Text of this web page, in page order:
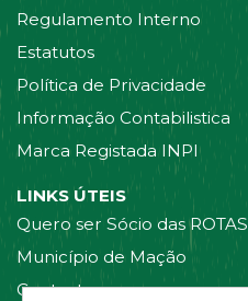
Regulamento Interno
Estatutos
Política de Privacidade
Informação Contabilistica
Marca Registada INPI
LINKS ÚTEIS
Quero ser Sócio das ROTAS
Município de Mação
Contacte-nos